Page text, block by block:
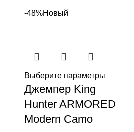
-48%Новый
Выберите параметры
Джемпер King
Hunter ARMORED
Modern Camo